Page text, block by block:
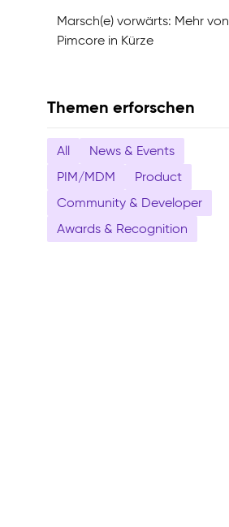
Marsch(e) vorwärts: Mehr von
Pimcore in Kürze
Themen erforschen
All
News & Events
PIM/MDM
Product
Community & Developer
Awards & Recognition